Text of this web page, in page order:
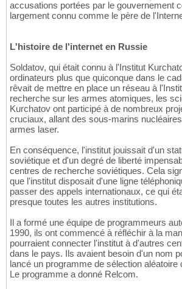
accusations portées par le gouvernement
largement connu comme le père de
L'histoire de l'internet en Russie
Soldatov, qui était connu à l'Institut
ordinateurs plus que quiconque dans le
rêvait de mettre en place un réseau à
recherche sur les armes atomiques, les
Kurchatov ont participé à de nombreux
cruciaux, allant des sous-marins
armes laser.
En conséquence, l'institut jouissait d'un
soviétique et d'un degré de liberté
centres de recherche soviétiques. Cela
que l'institut disposait d'une ligne
passer des appels internationaux, ce qui
presque toutes les autres institutions.
Il a formé une équipe de programmeurs
1990, ils ont commencé à réfléchir à la
pourraient connecter l'institut à d'autres
dans le pays. Ils avaient besoin d'un nom
lancé un programme de sélection aléatoire
Le programme a donné Relcom.